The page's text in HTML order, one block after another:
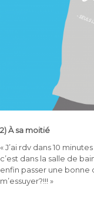
2) À sa moitié
« J’ai rdv dans 10
c’est dans la salle de
enfin passer une bonne
m’essuyer?!!! »